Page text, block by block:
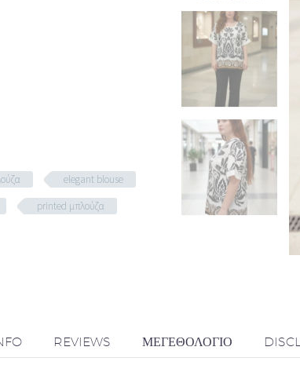
elegant blouse
printed μπλούζα
REVIEWS ΜΕΓΕΘΟΛΌΓΙΟ